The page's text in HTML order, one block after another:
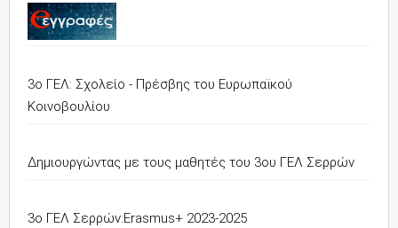
3ο ΓΕΛ: Σχολείο - Πρέσβης του Ευρωπαϊκού
Κοινοβουλίου
Δημιουργώντας με τους μαθητές του 3ου ΓΕΛ Σερρών
3o ΓΕΛ Σερρών:Erasmus+ 2023-2025